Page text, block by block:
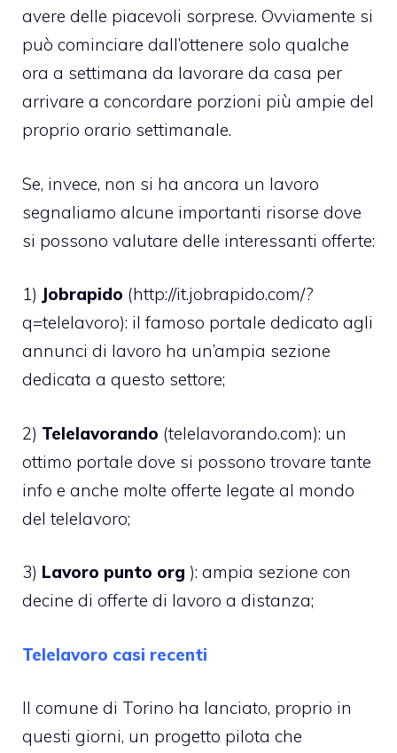
avere delle piacevoli sorprese. Ovviamente si
può cominciare dall’ottenere solo qualche
ora a settimana da lavorare da casa per
arrivare a concordare porzioni più ampie del
proprio orario settimanale.
Se, invece, non si ha ancora un lavoro
segnaliamo alcune importanti risorse dove
si possono valutare delle interessanti offerte:
1) Jobrapido (http://it.jobrapido.com/?
q=telelavoro): il famoso portale dedicato agli
annunci di lavoro ha un’ampia sezione
dedicata a questo settore;
2) Telelavorando (telelavorando.com): un
ottimo portale dove si possono trovare tante
info e anche molte offerte legate al mondo
del telelavoro;
3) Lavoro punto org ): ampia sezione con
decine di offerte di lavoro a distanza;
Telelavoro casi recenti
Il comune di Torino ha lanciato, proprio in
questi giorni, un progetto pilota che